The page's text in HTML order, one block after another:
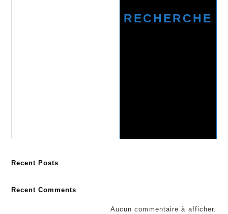
RECHERCHE
Recent Posts
Recent Comments
Aucun commentaire à afficher.